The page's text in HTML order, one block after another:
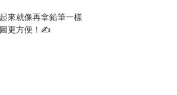
來就像再拿鉛筆一樣
更方便！✍️